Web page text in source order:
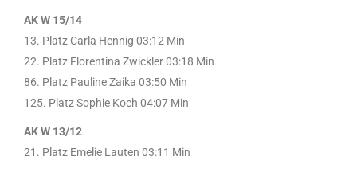
AK W 15/14
13. Platz Carla Hennig 03:12 Min
22. Platz Florentina Zwickler 03:18 Min
86. Platz Pauline Zaika 03:50 Min
125. Platz Sophie Koch 04:07 Min
AK W 13/12
21. Platz Emelie Lauten 03:11 Min